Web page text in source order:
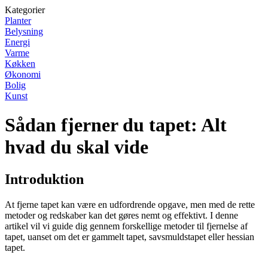
Kategorier
Planter
Belysning
Energi
Varme
Køkken
Økonomi
Bolig
Kunst
Sådan fjerner du tapet: Alt
hvad du skal vide
Introduktion
At fjerne tapet kan være en udfordrende opgave, men med de rette
metoder og redskaber kan det gøres nemt og effektivt. I denne
artikel vil vi guide dig gennem forskellige metoder til fjernelse af
tapet, uanset om det er gammelt tapet, savsmuldstapet eller hessian
tapet.